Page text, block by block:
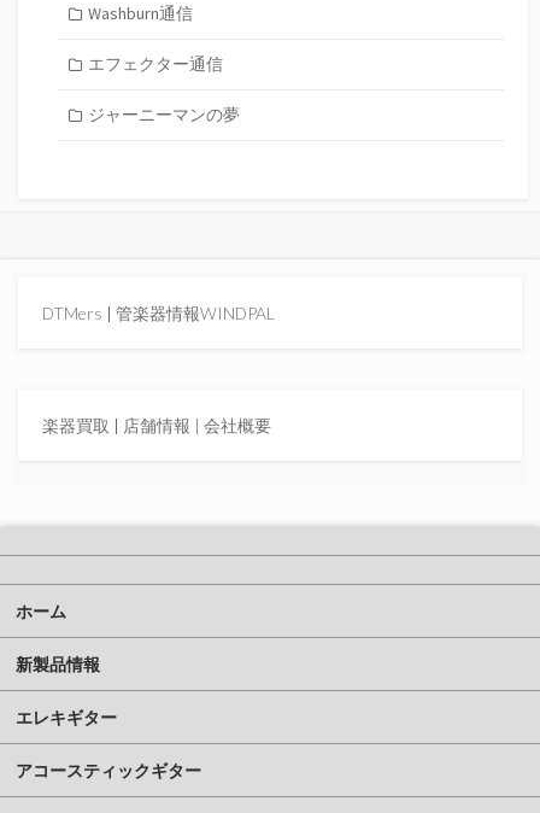
Washburn通信
エフェクター通信
ジャーニーマンの夢
DTMers | 管楽器情報WINDPAL
楽器買取 | 店舗情報 | 会社概要
ホーム
新製品情報
エレキギター
アコースティックギター